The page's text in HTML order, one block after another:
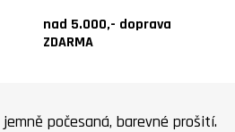
nad 5.000,- doprava
ZDARMA
počesaná, barevné prošití.